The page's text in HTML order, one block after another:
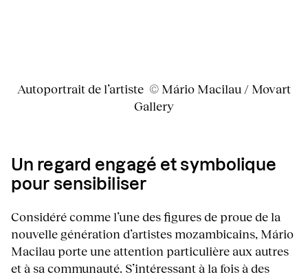
Autoportrait de l’artiste © Mário Macilau / Movart
Gallery
Un regard engagé et symbolique
pour sensibiliser
Considéré comme l’une des figures de proue de la
nouvelle génération d’artistes mozambicains, Mário
Macilau porte une attention particulière aux autres
et à sa communauté. S’intéressant à la fois à des